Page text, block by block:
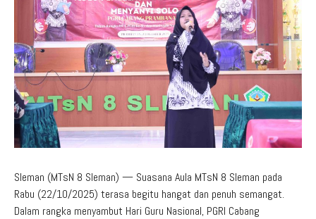
Pojok Literasi
Maklumat Pelayanan
Download
Informasi Publik
Regulasi PPID
Profil PPID
Struktur Organisasi
Sleman (MTsN 8 Sleman) — Suasana Aula MTsN 8 Sleman pada
Rabu (22/10/2025) terasa begitu hangat dan penuh semangat.
Dalam rangka menyambut Hari Guru Nasional, PGRI Cabang